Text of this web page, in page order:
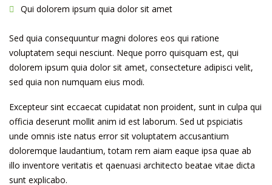
Qui dolorem ipsum quia dolor sit amet
Sed quia consequuntur magni dolores eos qui ratione
voluptatem sequi nesciunt. Neque porro quisquam est, qui
dolorem ipsum quia dolor sit amet, consecteture adipisci velit,
sed quia non numquam eius modi.
Excepteur sint eccaecat cupidatat non proident, sunt in culpa qui
officia deserunt mollit anim id est laborum. Sed ut pspiciatis
unde omnis iste natus error sit voluptatem accusantium
doloremque laudantium, totam rem aiam eaque ipsa quae ab
illo inventore veritatis et qaenuasi architecto beatae vitae dicta
sunt explicabo.